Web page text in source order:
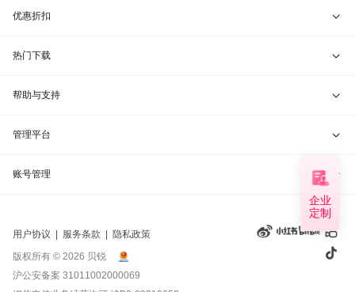
企业
定制
贝锐花生壳 · 动态域名
贝锐洋葱头 · 协作无间
贝锐蒲公英硬件
贝锐花生壳硬件
天猫旗舰店
京东旗舰店
优惠折扣
兑换码通道
教育公益折扣
热门下载
贝锐向日葵客户端
贝锐蒲公英客户端
贝锐花生壳客户端
帮助与支持
我要建议
我要投诉
钻石VIP
远程协助
管理平台
贝锐向日葵管理
贝锐花生壳管理
账号管理
账号信息
用户协议 服务条款
隐私政策
版权所有 © 2026 贝锐
沪公安备案 31011002000069